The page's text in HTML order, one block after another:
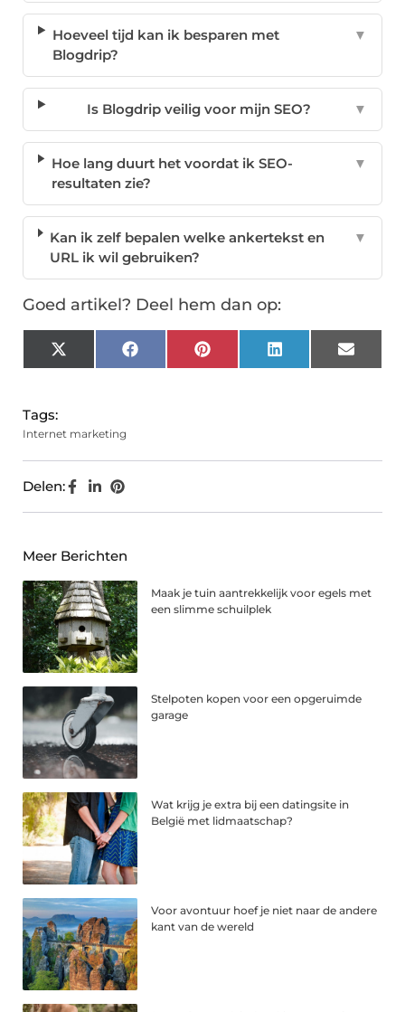
Hoeveel tijd kan ik besparen met
Blogdrip?
▼
Is Blogdrip veilig voor mijn SEO? ▼
Hoe lang duurt het voordat ik SEO-
resultaten zie?
▼
Kan ik zelf bepalen welke ankertekst en
URL ik wil gebruiken?
▼
Goed artikel? Deel hem dan op:
X
(Twitter)
FacebookPinterest LinkedIn Email
Tags:
Internet marketing
Delen:
Meer Berichten
Maak je tuin aantrekkelijk voor egels met
een slimme schuilplek
Stelpoten kopen voor een opgeruimde
garage
Wat krijg je extra bij een datingsite in
België met lidmaatschap?
Voor avontuur hoef je niet naar de andere
kant van de wereld